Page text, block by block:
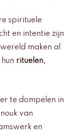
spirituele
en intentie zijn
maken al
rituelen,
te dompelen in
van
en